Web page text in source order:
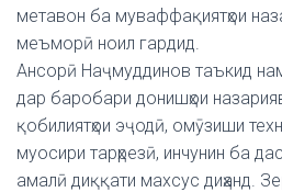
метавон ба муваффақиятҳои
меъморӣ ноил гардид.
Ансорӣ Наҷмуддинов таъкид
дар баробари донишҳои
қобилиятҳои эҷодӣ, омӯзиши
муосири тарҳрезӣ, инчунин ба
амалӣ диққати махсус диҳанд.